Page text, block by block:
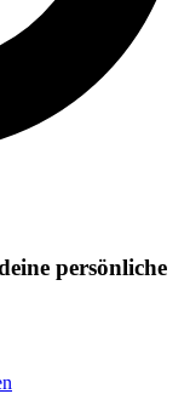
persönliche